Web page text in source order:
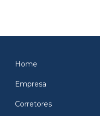
Home
Empresa
Corretores